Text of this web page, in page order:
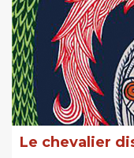
Le chevalier